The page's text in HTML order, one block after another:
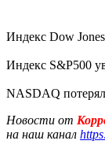
Индекс Dow
Индекс S&P500
NASDAQ
Новости от
на наш канал